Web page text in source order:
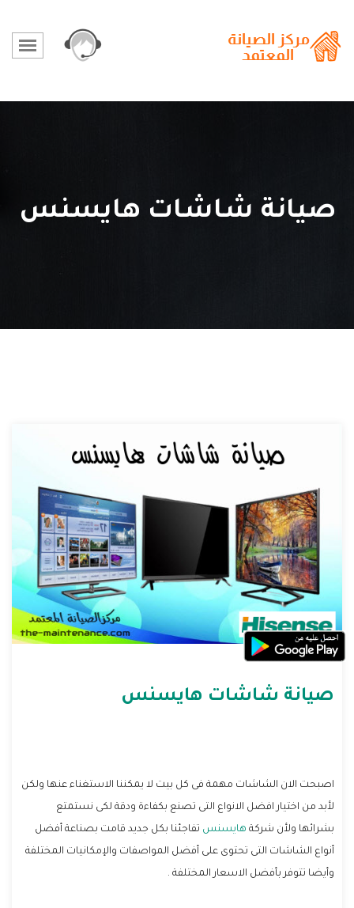
صيانة شاشات هايسنس
صيانة شاشات هايسنس
اصبحت الان الشاشات مهمة فى كل بيت لا يمكننا الاستغناء عنها ولكن
لأبد من اختيار افضل الانواع التى تصنع بكفاءة ودقة لكى نستمتع
بشرائها ولأن شركة هايسنس تفاجئنا بكل جديد قامت بصناعة أفضل
أنواع الشاشات التى تحتوى على أفضل المواصفات والإمكانيات المختلفة
وأيضا تتوفر بأفضل الاسعار المختلفة .